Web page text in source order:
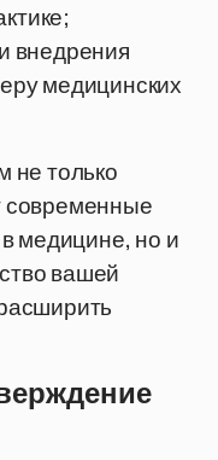
внедрения
медицинских
не только
современные
медицине, но и
вашей